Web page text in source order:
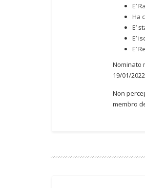
E’
Ha
E’
E’
E’
Nominato
19/01/
Non
membro